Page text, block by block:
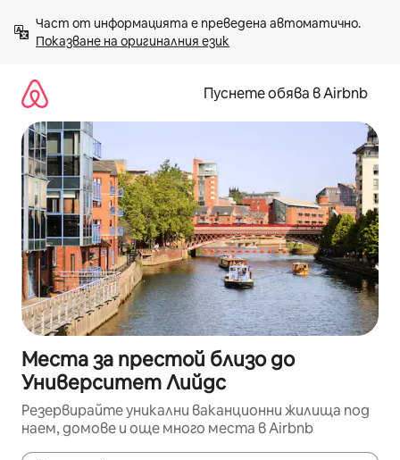
към
съдържанието
Показване на оригиналния език
Пуснете обява в Airbnb
Места за престой близо до
Университет Лийдс
Резервирайте уникални ваканционни жилища под
наем, домове и още много места в Airbnb